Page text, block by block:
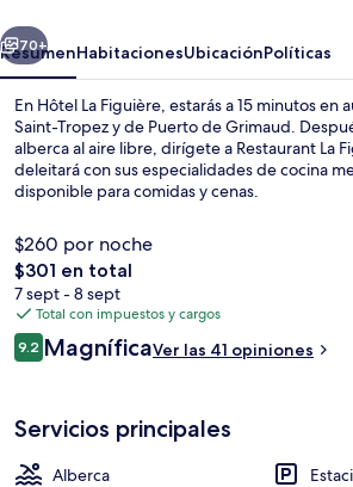
Siguiente
70+
ResumenHabitacionesUbicaciónPolíticas
En Hôtel La Figuière, estarás a 15 minutos en
Saint-Tropez y de Puerto de Grimaud.
alberca al aire libre, dirígete a Restaurant La
deleitará con sus especialidades de cocina
disponible para comidas y cenas.
$260 por noche
El
precio
total
es
de
$301 en total
7 sept - 8 sept
Total con impuestos y cargos
Opiniones
9.29.2 de 10,
MagníficaVer las 41 opiniones
Servicios principales
Alberca